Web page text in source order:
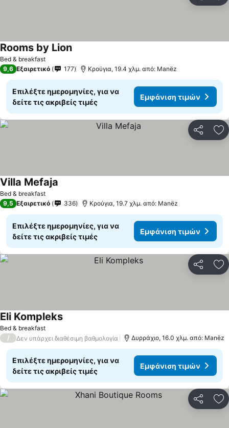
Bed & breakfast
Rooms by LionΕμφάνιση τιμών
9,6 Εξαιρετικό 177 Κρούγια, 19.4 χλμ. από: Manëz
Επιλέξτε ημερομηνίες, για να
δείτε τις ακριβείς τιμές
Εμφάνιση τιμών
Bed & breakfast
Villa Mefaja
9,5 Εξαιρετικό 336 Κρούγια, 19.7 χλμ. από: Manëz
Επιλέξτε ημερομηνίες, για να
δείτε τις ακριβείς τιμές
Εμφάνιση τιμών
Bed & breakfast
Eli KompleksΕμφάνιση τιμών
/ Δεν υπάρχει διαθέσιμη βαθμολογία Δυρράχιο, 16.0 χλμ. από: Manëz
Επιλέξτε ημερομηνίες, για να
δείτε τις ακριβείς τιμές
Εμφάνιση τιμών